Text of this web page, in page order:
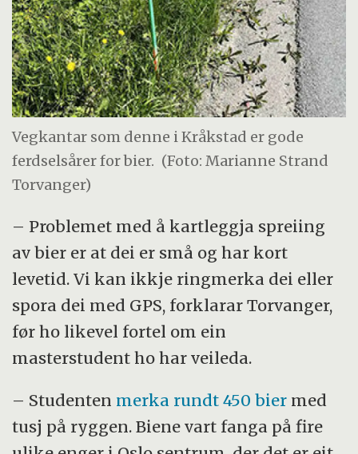
Vegkantar som denne i Kråkstad er gode
ferdselsårer for bier. (Foto: Marianne Strand
Torvanger)
– Problemet med å kartleggja spreiing
av bier er at dei er små og har kort
levetid. Vi kan ikkje ringmerka dei eller
spora dei med GPS, forklarar Torvanger,
før ho likevel fortel om ein
masterstudent ho har veileda.
– Studenten merka rundt 450 bier med
tusj på ryggen. Biene vart fanga på fire